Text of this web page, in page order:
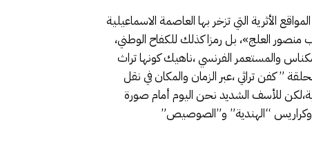
الأثرية التي تزخر بها العاصمة الاسماعيلية
منصور العلج»، بل رمزا كذلك للكفاح الوطني،
بين أهل مكناس والمستعمر الفرنسي ،ناهيك كونها تراث
” كفن تراثي ،عبر الزمان والمكان في نقل
للأسف الشديد نحن اليوم أمام صورة
وكراريس “الهندية” و”الصوصيص”